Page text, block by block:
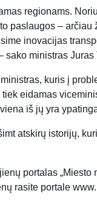
regionams.
paslaugos –
inovacijas
sako ministras Juras
kuris į
eidamas
iš jų yra
atskirų istorijų,
portalas
rasite portale